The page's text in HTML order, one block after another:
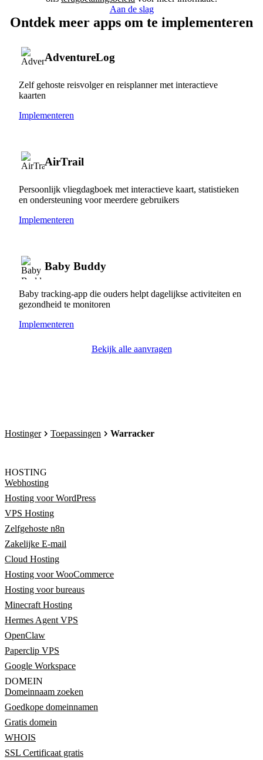
Aan de slag
Ontdek meer apps om te implementeren
AdventureLog
Zelf gehoste reisvolger en reisplanner met interactieve
kaarten
Implementeren
AirTrail
Persoonlijk vliegdagboek met interactieve kaart, statistieken
en ondersteuning voor meerdere gebruikers
Implementeren
Baby Buddy
Baby tracking-app die ouders helpt dagelijkse activiteiten en
gezondheid te monitoren
Implementeren
Bekijk alle aanvragen
Hostinger Toepassingen Warracker
HOSTING
Webhosting
Hosting voor WordPress
VPS Hosting
Zelfgehoste n8n
Zakelijke E-mail
Cloud Hosting
Hosting voor WooCommerce
Hosting voor bureaus
Minecraft Hosting
Hermes Agent VPS
OpenClaw
Paperclip VPS
Google Workspace
DOMEIN
Domeinnaam zoeken
Goedkope domeinnamen
Gratis domein
WHOIS
SSL Certificaat gratis